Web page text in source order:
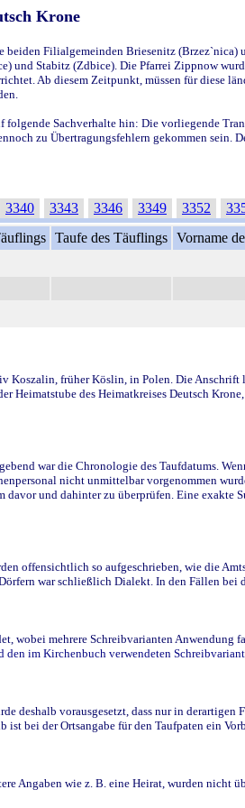
Krone
Filialgemeinden Briesenitz
und Stabitz (Zdbice). Die Pfarrei Zippnow
Ab diesem Zeitpunkt, müssen für diese
folgende Sachverhalte hin: Die vorliegende
zu Übertragungsfehlern gekommen sein.
3340 3343 3346 3349 3352
Taufe des Täuflings Vorname
früher Köslin, in Polen. Die
Heimatstube des Heimatkreises Deutsch
war die Chronologie des Taufdatums.
nicht unmittelbar vorgenommen
und dahinter zu überprüfen. Eine
offensichtlich so aufgeschrieben, wie die
war schließlich Dialekt. In den Fällen
wobei mehrere Schreibvarianten
im Kirchenbuch verwendeten
deshalb vorausgesetzt, dass nur in
bei der Ortsangabe für den Taufpaten ein
Angaben wie z. B. eine Heirat, wurden nicht